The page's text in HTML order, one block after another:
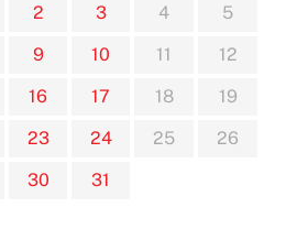
2 3 4
5
9 10 11
12
16 17 18
19
23 24 25
26
30
31